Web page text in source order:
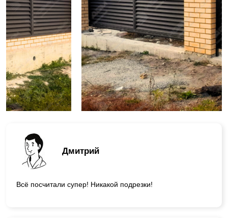
Дмитрий
Всё посчитали супер! Никакой подрезки!